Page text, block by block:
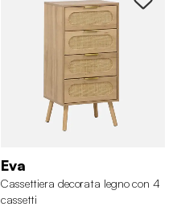
Eva
Cassettiera decorata legno con 4
cassetti